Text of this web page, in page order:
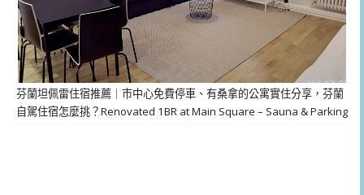
芬蘭坦佩雷住宿推薦｜市中心免費停車、有桑拿的公寓實住分享，芬蘭
自駕住宿怎麼挑？Renovated 1BR at Main Square – Sauna & Parking